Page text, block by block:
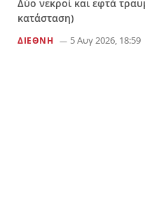
Δύο νεκροί και εφτά
κατάσταση)
ΔΙΕΘΝΗ 5 Αυγ 2026, 18:59